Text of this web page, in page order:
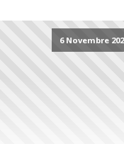
6 Novembre